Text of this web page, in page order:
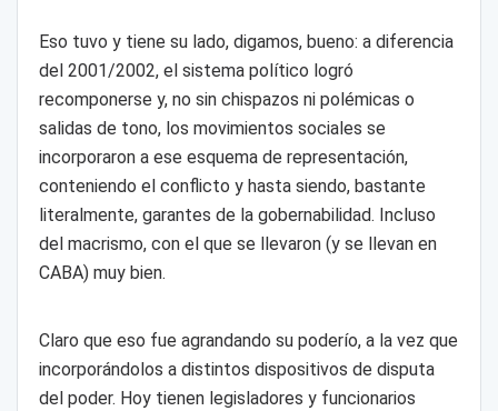
Eso tuvo y tiene su lado, digamos, bueno: a diferencia
del 2001/2002, el sistema político logró
recomponerse y, no sin chispazos ni polémicas o
salidas de tono, los movimientos sociales se
incorporaron a ese esquema de representación,
conteniendo el conflicto y hasta siendo, bastante
literalmente, garantes de la gobernabilidad. Incluso
del macrismo, con el que se llevaron (y se llevan en
CABA) muy bien.
Claro que eso fue agrandando su poderío, a la vez que
incorporándolos a distintos dispositivos de disputa
del poder. Hoy tienen legisladores y funcionarios